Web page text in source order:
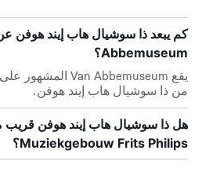
Abbemuseum؟
من ذا سوشيال هاب إيند هوفن.
هل ذا سوشيال هاب إيند هوفن قريب
Muziekgebouw Frits Philips؟